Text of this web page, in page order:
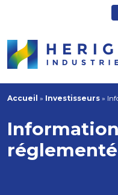
Accueil » Investisseurs »